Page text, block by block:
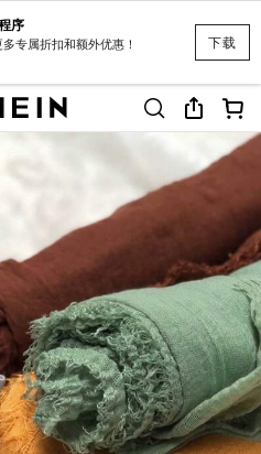
下载
序
专属折扣和额外优惠！